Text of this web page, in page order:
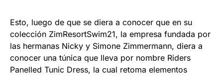
Esto, luego de que se diera a conocer que en su
colección ZimResortSwim21, la empresa fundada por
las hermanas Nicky y Simone Zimmermann, diera a
conocer una túnica que lleva por nombre Riders
Panelled Tunic Dress, la cual retoma elementos